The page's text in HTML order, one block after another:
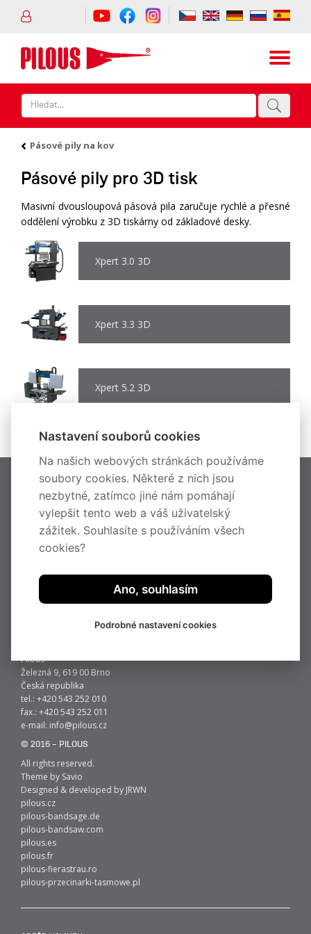
Pásové pily na kov
Pásové pily pro 3D tisk
Masivní dvousloupová pásová pila zaručuje rychlé a přesné
oddělení výrobku z 3D tiskárny od základové desky.
Xpert 3.0 3D
Xpert 3.3 3D
Xpert 5.2 3D
HOME
DŘEVO
AKTUALITY
O SPOLEČNOSTI
PRODUKTY VYŘAZENÉ Z PRODUKCE
METAL
Pilous
Železná 9, 619 00 Brno
Česká republika
tel.: +420 543 252 010
fax.: +420 543 252 011
e-mail: info@pilous.cz
© 2016 – PILOUS
All rights reserved.
Theme by Savio
Designed & developed by JRWN
pilous.cz
pilous-bandsage.de
pilous-bandsaw.com
pilous.es
pilous.fr
pilous-fierastrau.ro
pilous-przecinarki-tasmowe.pl
Nastavení souborů cookies
Na našich webových stránkách používáme
soubory cookies. Některé z nich jsou
nezbytné, zatímco jiné nám pomáhají
vylepšit tento web a váš uživatelský
zážitek. Souhlasíte s používáním všech
cookies?
Ano, souhlasím
Podrobné nastavení cookies